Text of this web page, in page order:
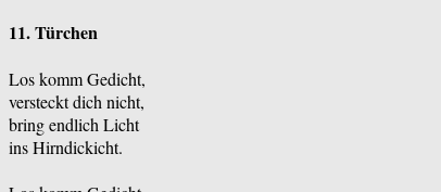
11. Türchen
Los komm Gedicht,
versteckt dich nicht,
bring endlich Licht
ins Hirndickicht.